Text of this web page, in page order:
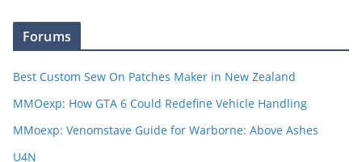
Forums
Best Custom Sew On Patches Maker in New Zealand
MMOexp: How GTA 6 Could Redefine Vehicle Handling
MMoexp: Venomstave Guide for Warborne: Above Ashes
U4N